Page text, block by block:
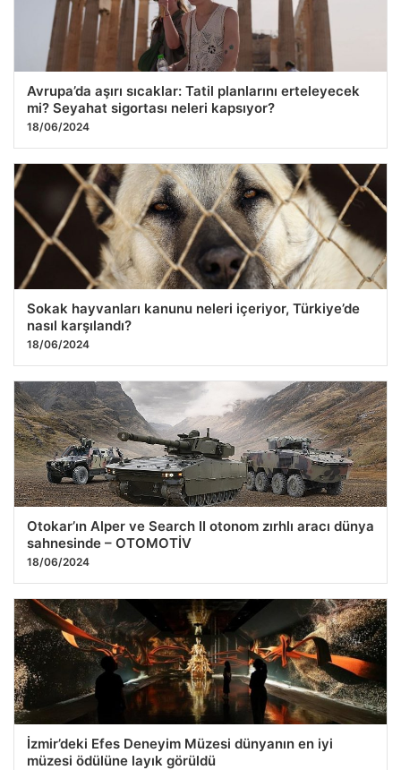
Avrupa’da aşırı sıcaklar: Tatil planlarını erteleyecek
mi? Seyahat sigortası neleri kapsıyor?
18/06/2024
Sokak hayvanları kanunu neleri içeriyor, Türkiye’de
nasıl karşılandı?
18/06/2024
Otokar’ın Alper ve Search II otonom zırhlı aracı dünya
sahnesinde – OTOMOTİV
18/06/2024
İzmir’deki Efes Deneyim Müzesi dünyanın en iyi
müzesi ödülüne layık görüldü